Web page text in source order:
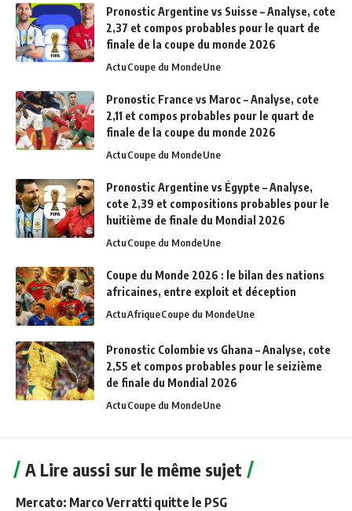
Pronostic Argentine vs Suisse – Analyse, cote
2,37 et compos probables pour le quart de
finale de la coupe du monde 2026
ActuCoupe du MondeUne
Pronostic France vs Maroc – Analyse, cote
2,11 et compos probables pour le quart de
finale de la coupe du monde 2026
ActuCoupe du MondeUne
Pronostic Argentine vs Égypte – Analyse,
cote 2,39 et compositions probables pour le
huitième de finale du Mondial 2026
ActuCoupe du MondeUne
Coupe du Monde 2026 : le bilan des nations
africaines, entre exploit et déception
ActuAfriqueCoupe du MondeUne
Pronostic Colombie vs Ghana – Analyse, cote
2,55 et compos probables pour le seizième
de finale du Mondial 2026
ActuCoupe du MondeUne
A Lire aussi sur le même sujet
Mercato: Marco Verratti quitte le PSG